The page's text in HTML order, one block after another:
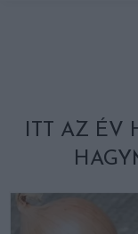
ITT AZ ÉV